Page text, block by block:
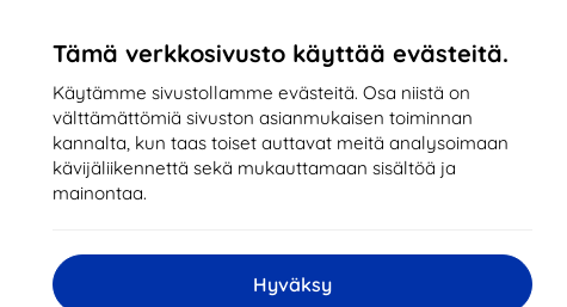
Tämä verkkosivusto käyttää evästeitä.
Käytämme sivustollamme evästeitä. Osa niistä on
välttämättömiä sivuston asianmukaisen toiminnan
kannalta, kun taas toiset auttavat meitä analysoimaan
kävijäliikennettä sekä mukauttamaan sisältöä ja
mainontaa.
Hyväksy
EAN
Tarvikkeet